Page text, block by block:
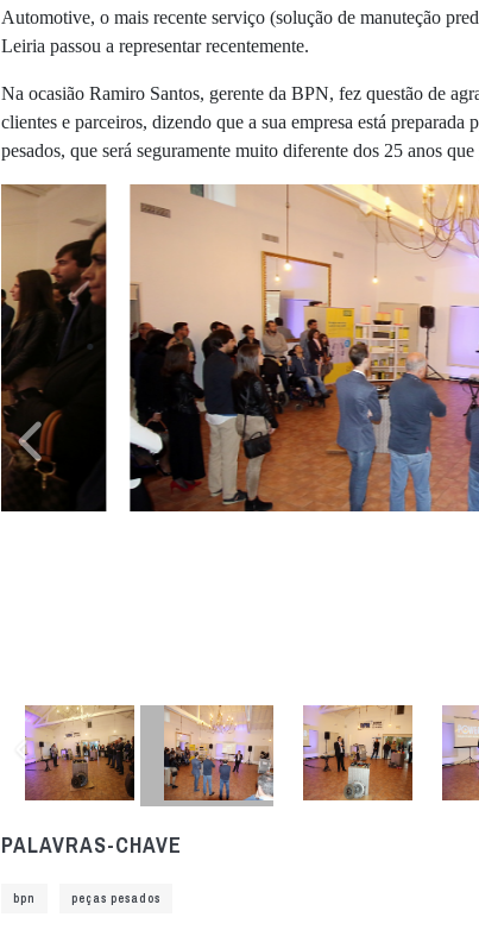
Automotive, o mais recente serviço (solução de manuteção
Leiria passou a representar recentemente.
Na ocasião Ramiro Santos, gerente da BPN, fez questão de
clientes e parceiros, dizendo que a sua empresa está preparada
pesados, que será seguramente muito diferente dos 25 anos que
PALAVRAS-CHAVE
bpn peças pesados